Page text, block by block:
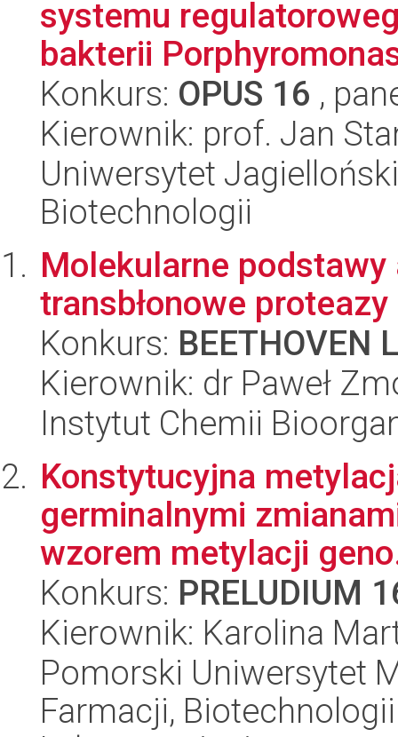
systemu
bakterii
Konkurs: OPUS 16 ,
Kierownik: prof. Jan
Uniwersytet
Biotechnologii
Molekularne
transbłonowe
Konkurs: BEETHOVEN
Kierownik: dr Paweł
Instytut Chemii
Konstytucyjna
germinalnymi
wzorem metylacji
Konkurs: PRELUDIUM
Kierownik: Karolina
Pomorski Uniwersytet
Farmacji,